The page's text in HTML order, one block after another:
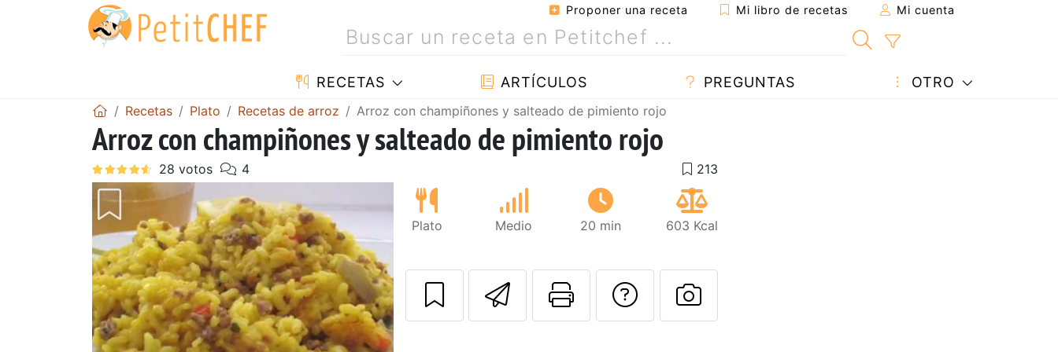
Proponer una receta Mi libro de recetas Mi cuenta
RECETAS ARTÍCULOS PREGUNTAS OTRO
Recetas Plato Recetas de arroz Arroz con champiñones y salteado de pimiento rojo
Arroz con champiñones y salteado de pimiento rojo
Plato Medio 20 min 603 Kcal
Enviar esta receta a un amigo
Imprimir esta página
Preguntar al autor
Publicar la foto de esta receta